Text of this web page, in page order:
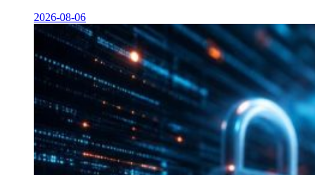
2026-08-06